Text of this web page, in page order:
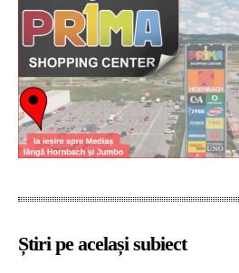
Știri pe același subiect